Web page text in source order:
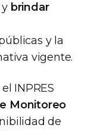
brindar
y la
vigente.
INPRES
Monitoreo
de